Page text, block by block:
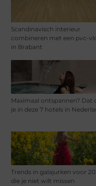
Scandinavisch interieur
combineren met een pvc-
in Brabant
Maximaal ontspannen? Dat
je in deze 7 hotels in
Trends in galajurken voor
die je niet wilt missen